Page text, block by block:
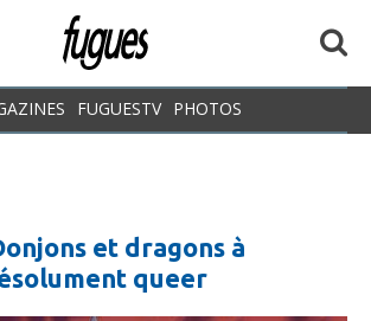
FUGUESTV PHOTOS
et dragons à
queer